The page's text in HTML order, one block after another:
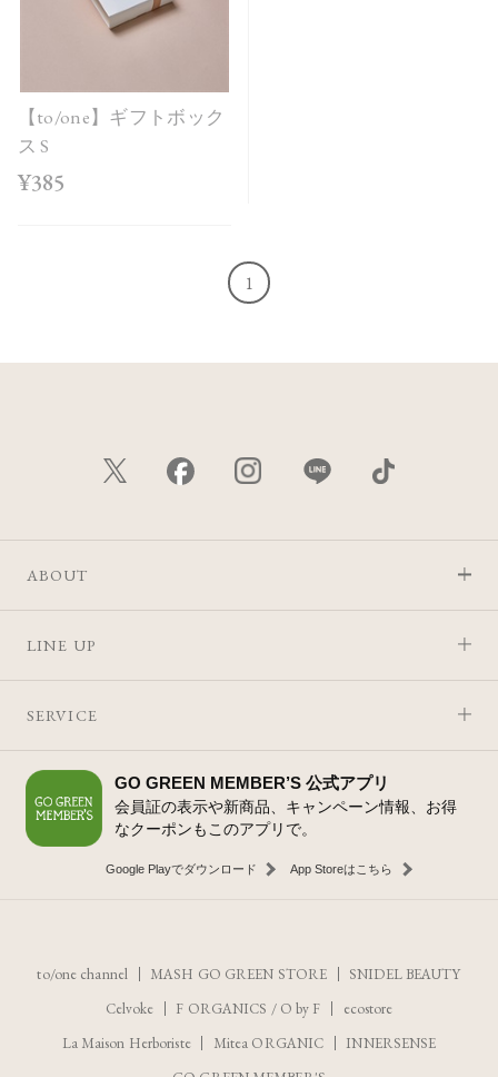
【to/one】ギフトボック
ス S
¥385
1
ABOUT
LINE UP
SERVICE
GO GREEN MEMBER’S 公式アプリ
会員証の表示や新商品、キャンペーン情報、お得
なクーポンもこのアプリで。
Google Playでダウンロード App Storeはこちら
to/one channel MASH GO GREEN STORE
SNIDEL BEAUTY
Celvoke
F ORGANICS / O by F
ecostore
La Maison Herboriste
Mitea ORGANIC
INNERSENSE